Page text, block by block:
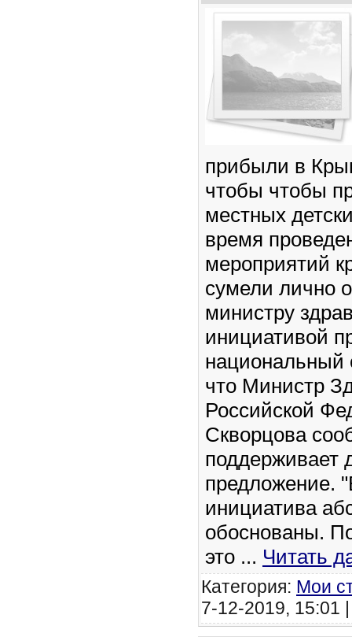
прибыли в
чтобы чтобы
местных
время
мероприятий
сумели лично
министру
инициативой
национальный
что Министр
Российской
Скворцова
поддерживает
предложение.
инициатива
обоснованы.
это ... Читать
Категория: Мои
7-12-2019, 15:01